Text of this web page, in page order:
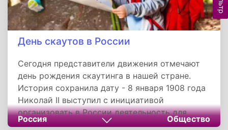
День скаутов в России
Сегодня представители движения отмечают
день рождения скаутинга в нашей стране.
История сохранила дату - 8 января 1908 года
Николай II выступил с инициативой
организовать в России деятельность для
военно-патриотического воспитания
Россия Общество